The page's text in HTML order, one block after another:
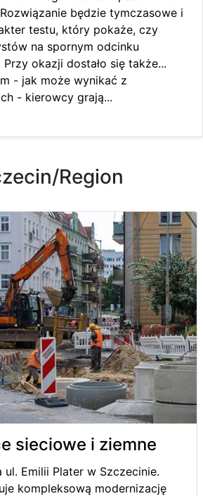
będzie tymczasowe i
testu, który pokaże, czy
na spornym odcinku
Przy okazji dostało się także...
- jak może wynikać z
- kierowcy grają...
Region
sieciowe i ziemne
Emilii Plater w Szczecinie.
kompleksową modernizację